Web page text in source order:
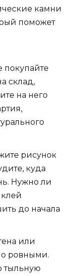
камни
поможет
покупайте
склад,
на него
рисунок
куда
Нужно ли
до начала
или
ровными.
тыльную